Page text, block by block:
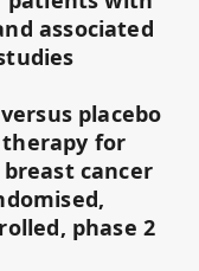
associated
placebo
for
cancer
phase 2